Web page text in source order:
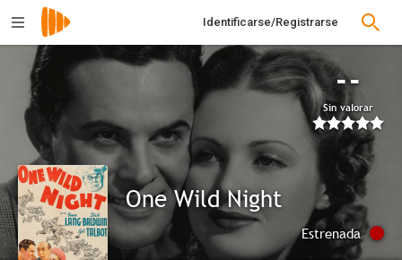
Identificarse/Registrarse
--
Sin valorar
One Wild Night
Estrenada